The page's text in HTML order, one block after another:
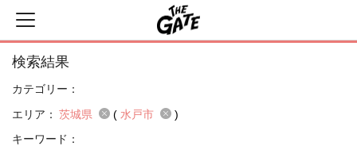
検索結果
カテゴリー：
エリア： 茨城県 ( 水戸市
)
キーワード：